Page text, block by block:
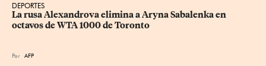
DEPORTES
La rusa Alexandrova elimina a Aryna Sabalenka en
octavos de WTA 1000 de Toronto
Por AFP